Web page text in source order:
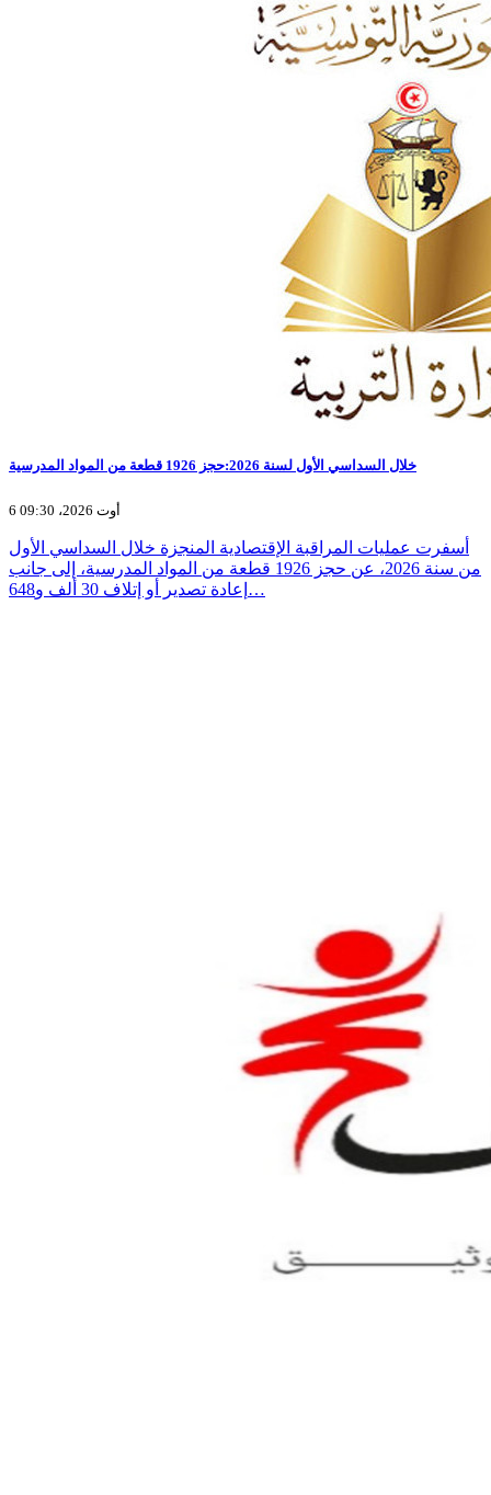
خلال السداسي الأول لسنة 2026:حجز 1926 قطعة من المواد المدرسية
6 أوت 2026، 09:30
أسفرت عمليات المراقبة الإقتصادية المنجزة خلال السداسي الأول
من سنة 2026، عن حجز 1926 قطعة من المواد المدرسية، إلى جانب
إعادة تصدير أو إتلاف 30 ألف و648…